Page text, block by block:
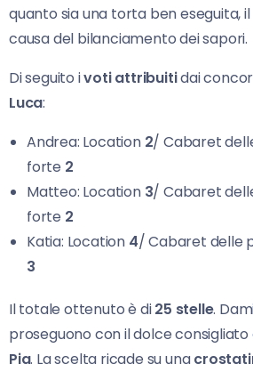
quanto sia una torta ben eseguita,
causa del bilanciamento dei sapori.
Di seguito ivoti attribuitidai
Luca:
Andrea: Location 2/ Cabaret
forte 2
Matteo: Location 3/ Cabaret
forte 2
Katia: Location 4/ Cabaret delle
3
Il totale ottenuto è di25 stelle.
proseguono con il dolce consigliato
Pia. La scelta ricade su una